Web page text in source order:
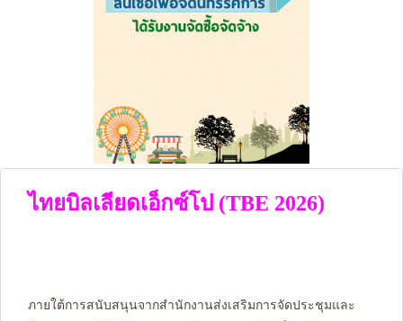
ไทยบิลเลียดเอ็กซ์โป (TBE 2026)
ภายใต้การสนับสนุนจากสำนักงานส่งเสริมการจัดประชุมและ